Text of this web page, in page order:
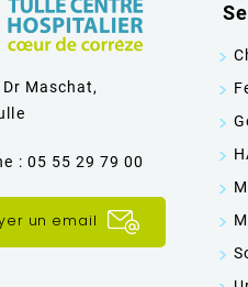
Maschat,
: 05 55 29 79 00
un email